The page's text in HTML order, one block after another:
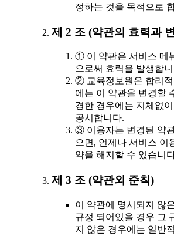
정하는 것을 목적으로
제 2 조 (약관의 효력과
① 이 약관은 서비스 메
으로써 효력을 발생합
② 교육정보원은 합리
에는 이 약관을 변경할
경한 경우에는 지체없
공시합니다.
③ 이용자는 변경된 약
으면, 언제나 서비스 이
약을 해지할 수 있습니
제 3 조 (약관외 준칙)
이 약관에 명시되지 않
규정 되어있을 경우 그
지 않은 경우에는 일반